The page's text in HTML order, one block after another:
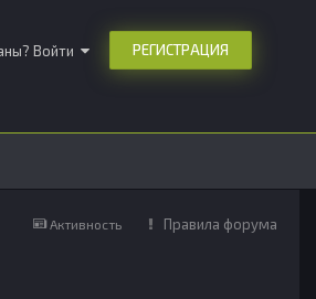
Войти РЕГИСТРАЦИЯ
Активность Правила форума